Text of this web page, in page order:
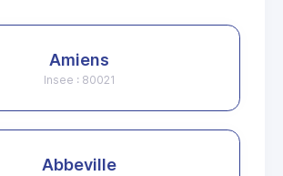
Amiens
Insee : 80021
Abbeville